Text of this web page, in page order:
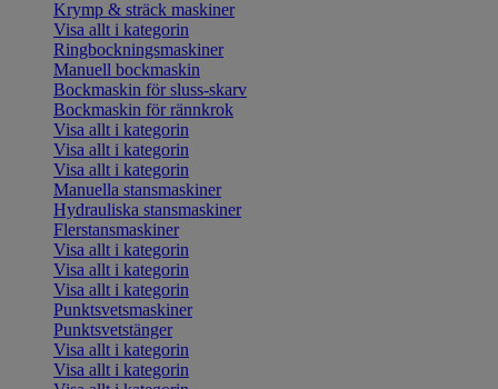
Krymp & sträck maskiner
Visa allt i kategorin
Ringbockningsmaskiner
Manuell bockmaskin
Bockmaskin för sluss-skarv
Bockmaskin för rännkrok
Visa allt i kategorin
Visa allt i kategorin
Visa allt i kategorin
Manuella stansmaskiner
Hydrauliska stansmaskiner
Flerstansmaskiner
Visa allt i kategorin
Visa allt i kategorin
Visa allt i kategorin
Punktsvetsmaskiner
Punktsvetstänger
Visa allt i kategorin
Visa allt i kategorin